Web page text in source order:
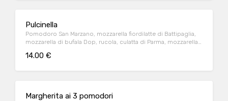
Pulcinella
Pomodoro San Marzano, mozzarella fiordilatte di Battipaglia,
mozzarella di bufala Dop, rucola, culatta di Parma, mozzarella
14.00 €
Margherita ai 3 pomodori